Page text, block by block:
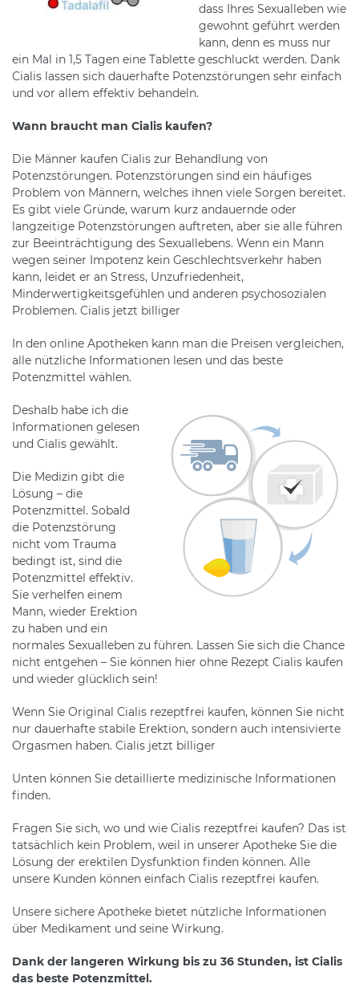
dass Ihres Sexualleben wie
gewohnt geführt werden
kann, denn es muss nur
ein Mal in 1,5 Tagen eine Tablette geschluckt werden. Dank
Cialis lassen sich dauerhafte Potenzstörungen sehr einfach
und vor allem effektiv behandeln.
Wann braucht man Cialis kaufen?
Die Männer kaufen Cialis zur Behandlung von
Potenzstörungen. Potenzstörungen sind ein häufiges
Problem von Männern, welches ihnen viele Sorgen bereitet.
Es gibt viele Gründe, warum kurz andauernde oder
langzeitige Potenzstörungen auftreten, aber sie alle führen
zur Beeinträchtigung des Sexuallebens. Wenn ein Mann
wegen seiner Impotenz kein Geschlechtsverkehr haben
kann, leidet er an Stress, Unzufriedenheit,
Minderwertigkeitsgefühlen und anderen psychosozialen
Problemen. Cialis jetzt billiger
In den online Apotheken kann man die Preisen vergleichen,
alle nützliche Informationen lesen und das beste
Potenzmittel wählen.
Deshalb habe ich die
Informationen gelesen
und Cialis gewählt.
Die Medizin gibt die
Lösung – die
Potenzmittel. Sobald
die Potenzstörung
nicht vom Trauma
bedingt ist, sind die
Potenzmittel effektiv.
Sie verhelfen einem
Mann, wieder Erektion
zu haben und ein
normales Sexualleben zu führen. Lassen Sie sich die Chance
nicht entgehen – Sie können hier ohne Rezept Cialis kaufen
und wieder glücklich sein!
Wenn Sie Original Cialis rezeptfrei kaufen, können Sie nicht
nur dauerhafte stabile Erektion, sondern auch intensivierte
Orgasmen haben. Cialis jetzt billiger
Unten können Sie detaillierte medizinische Informationen
finden.
Fragen Sie sich, wo und wie Cialis rezeptfrei kaufen? Das ist
tatsächlich kein Problem, weil in unserer Apotheke Sie die
Lösung der erektilen Dysfunktion finden können. Alle
unsere Kunden können einfach Cialis rezeptfrei kaufen.
Unsere sichere Apotheke bietet nützliche Informationen
über Medikament und seine Wirkung.
Dank der langeren Wirkung bis zu 36 Stunden, ist Cialis
das beste Potenzmittel.